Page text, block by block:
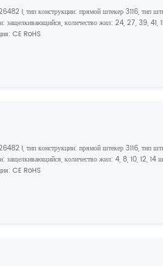
26482 I, тип конструкции: прямой штекер 3116, тип
защелкивающийся, количество жил: 24, 27, 39, 41,
CE RoHS
I, тип конструкции: прямой штекер 3116, тип
защелкивающийся, количество жил: 4, 8, 10, 12, 14
CE RoHS